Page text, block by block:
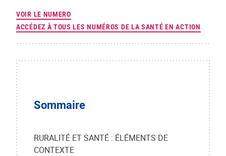
VOIR LE NUMERO
ACCÉDEZ À TOUS LES NUMÉROS DE LA SANTÉ EN ACTION
Sommaire
RURALITÉ ET SANTÉ : ÉLÉMENTS DE
CONTEXTE